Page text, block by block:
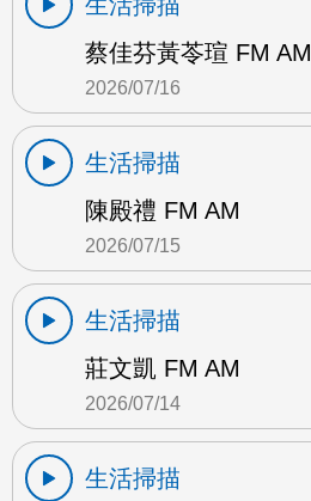
蔡佳芬黃苓瑄 FM AM
2026/07/16
生活掃描
陳殿禮 FM AM
2026/07/15
生活掃描
莊文凱 FM AM
2026/07/14
生活掃描